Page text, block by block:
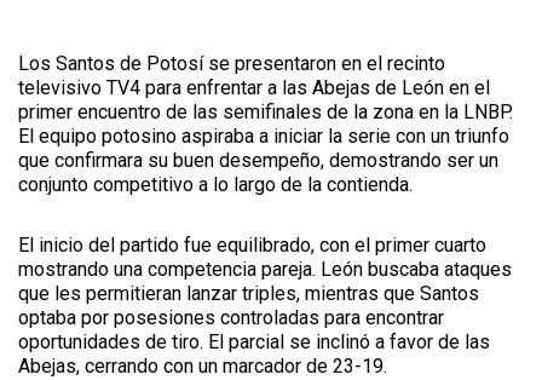
Los Santos de Potosí se presentaron en el recinto
televisivo TV4 para enfrentar a las Abejas de León en el
primer encuentro de las semifinales de la zona en la LNBP.
El equipo potosino aspiraba a iniciar la serie con un triunfo
que confirmara su buen desempeño, demostrando ser un
conjunto competitivo a lo largo de la contienda.
El inicio del partido fue equilibrado, con el primer cuarto
mostrando una competencia pareja. León buscaba ataques
que les permitieran lanzar triples, mientras que Santos
optaba por posesiones controladas para encontrar
oportunidades de tiro. El parcial se inclinó a favor de las
Abejas, cerrando con un marcador de 23-19.